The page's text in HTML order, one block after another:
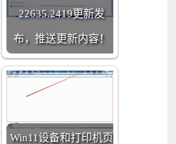
22635.2419更新发
布，推送更新内容！
Win11设备和打印机页